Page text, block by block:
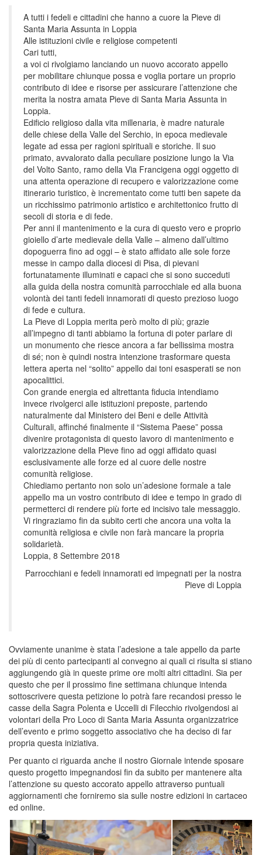
A tutti i fedeli e cittadini che hanno a cuore la Pieve di
Santa Maria Assunta in Loppia
Alle istituzioni civile e religiose competenti
Cari tutti,
a voi ci rivolgiamo lanciando un nuovo accorato appello
per mobilitare chiunque possa e voglia portare un proprio
contributo di idee e risorse per assicurare l’attenzione che
merita la nostra amata Pieve di Santa Maria Assunta in
Loppia.
Edificio religioso dalla vita millenaria, è madre naturale
delle chiese della Valle del Serchio, in epoca medievale
legate ad essa per ragioni spirituali e storiche. Il suo
primato, avvalorato dalla peculiare posizione lungo la Via
del Volto Santo, ramo della Via Francigena oggi oggetto di
una attenta operazione di recupero e valorizzazione come
itinerario turistico, è incrementato come tutti ben sapete da
un ricchissimo patrimonio artistico e architettonico frutto di
secoli di storia e di fede.
Per anni il mantenimento e la cura di questo vero e proprio
gioiello d’arte medievale della Valle – almeno dall’ultimo
dopoguerra fino ad oggi – è stato affidato alle sole forze
messe in campo dalla diocesi di Pisa, di pievani
fortunatamente illuminati e capaci che si sono succeduti
alla guida della nostra comunità parrocchiale ed alla buona
volontà dei tanti fedeli innamorati di questo prezioso luogo
di fede e cultura.
La Pieve di Loppia merita però molto di più; grazie
all’impegno di tanti abbiamo la fortuna di poter parlare di
un monumento che riesce ancora a far bellissima mostra
di sé; non è quindi nostra intenzione trasformare questa
lettera aperta nel “solito” appello dai toni esasperati se non
apocalittici.
Con grande energia ed altrettanta fiducia intendiamo
invece rivolgerci alle istituzioni preposte, partendo
naturalmente dal Ministero dei Beni e delle Attività
Culturali, affinché finalmente il “Sistema Paese” possa
divenire protagonista di questo lavoro di mantenimento e
valorizzazione della Pieve fino ad oggi affidato quasi
esclusivamente alle forze ed al cuore delle nostre
comunità religiose.
Chiediamo pertanto non solo un’adesione formale a tale
appello ma un vostro contributo di idee e tempo in grado di
permetterci di rendere più forte ed incisivo tale messaggio.
Vi ringraziamo fin da subito certi che ancora una volta la
comunità religiosa e civile non farà mancare la propria
solidarietà.
Loppia, 8 Settembre 2018
Parrocchiani e fedeli innamorati ed impegnati per la nostra
Pieve di Loppia
Ovviamente unanime è stata l’adesione a tale appello da parte
dei più di cento partecipanti al convegno ai quali ci risulta si stiano
aggiungendo già in queste prime ore molti altri cittadini. Sia per
questo che per il prossimo fine settimana chiunque intenda
sottoscrivere questa petizione lo potrà fare recandosi presso le
casse della Sagra Polenta e Uccelli di Filecchio rivolgendosi ai
volontari della Pro Loco di Santa Maria Assunta organizzatrice
dell’evento e primo soggetto associativo che ha deciso di far
propria questa iniziativa.
Per quanto ci riguarda anche il nostro Giornale intende sposare
questo progetto impegnandosi fin da subito per mantenere alta
l’attenzione su questo accorato appello attraverso puntuali
aggiornamenti che forniremo sia sulle nostre edizioni in cartaceo
ed online.